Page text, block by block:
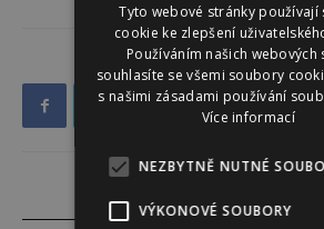
Tyto webové stránky
cookie ke zlepšení
Používáním našich webových
souhlasíte se všemi soubory
s našimi zásadami používání
Více informací
NEZBYTNĚ NUTNÉ
VÝKONOVÉ SOUBORY